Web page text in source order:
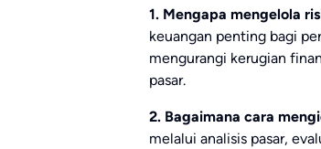
1. Mengapa mengelola
keuangan penting bagi
mengurangi kerugian
pasar.
2. Bagaimana cara
melalui analisis pasar,